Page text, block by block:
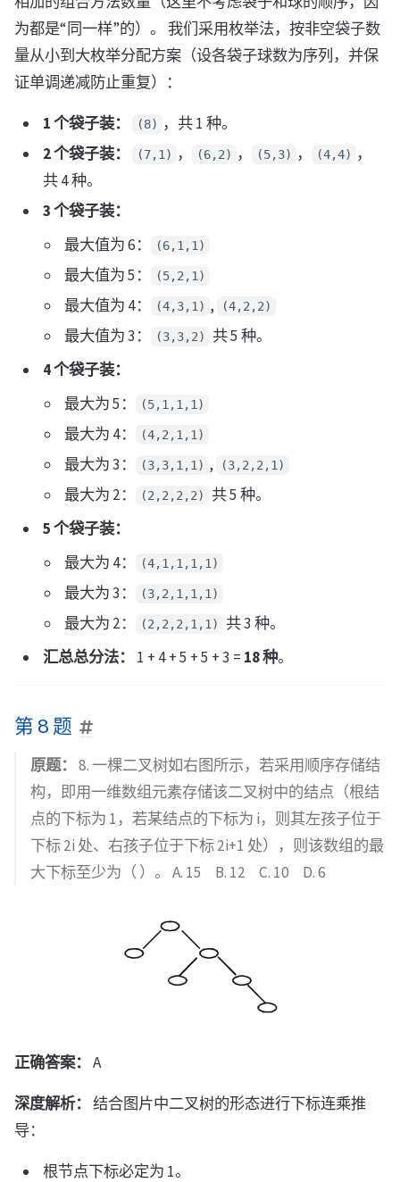
为都是“同一样”的）。 我们采用枚举法，按非空袋子数
量从小到大枚举分配方案（设各袋子球数为序列，并保
证单调递减防止重复）：
1 个袋子装： (8)
，共 1 种。
2 个袋子装：
(7,1) ， (6,2) ， (5,3) ， (4,4)
，
共 4 种。
3 个袋子装：
最大值为 6：
(6,1,1)
最大值为 5： (5,2,1)
最大值为 4： (4,3,1) , (4,2,2)
最大值为 3： (3,3,2)
共 5 种。
4 个袋子装：
最大为 5：
(5,1,1,1)
最大为 4： (4,2,1,1)
最大为 3： (3,3,1,1) , (3,2,2,1)
最大为 2： (2,2,2,2)
共 5 种。
5 个袋子装：
最大为 4：
(4,1,1,1,1)
最大为 3： (3,2,1,1,1)
最大为 2： (2,2,2,1,1)
共 3 种。
汇总总分法：
1 + 4 + 5 + 5 + 3 = 18 种。
第 8 题
原题： 8. 一棵二叉树如右图所示，若采用顺序存储结
构，即用一维数组元素存储该二叉树中的结点（根结
点的下标为 1，若某结点的下标为 i，则其左孩子位于
下标 2i 处、右孩子位于下标 2i+1 处），则该数组的最
大下标至少为（ ）。 A. 15 B. 12 C. 10 D. 6
正确答案： A
深度解析： 结合图片中二叉树的形态进行下标连乘推
导：
根节点下标必定为 1。